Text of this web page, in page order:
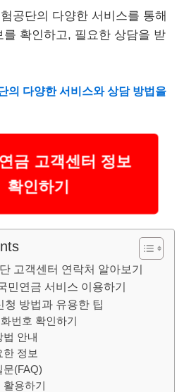
공단의 다양한 서비스를 통해
를 확인하고, 필요한 상담을 받
의 다양한 서비스와 상담 방법을
금 고객센터 정보
확인하기
고객센터 연락처 알아보기
민연금 서비스 이용하기
청 방법과 유용한 팁
번호 확인하기
법 안내
한 정보
문(FAQ)
활용하기